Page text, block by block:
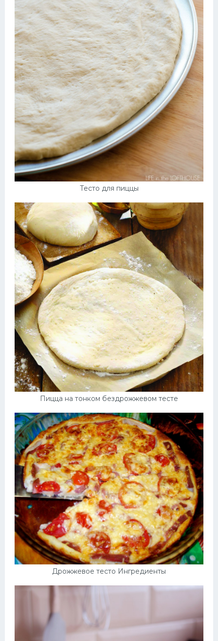
Тесто для пиццы
Пицца на тонком бездрожжевом тесте
Дрожжевое тесто Ингредиенты